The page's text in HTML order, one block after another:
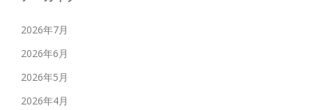
2026年7月
2026年6月
2026年5月
2026年4月